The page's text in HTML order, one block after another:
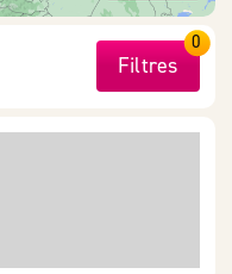
Filtres
0